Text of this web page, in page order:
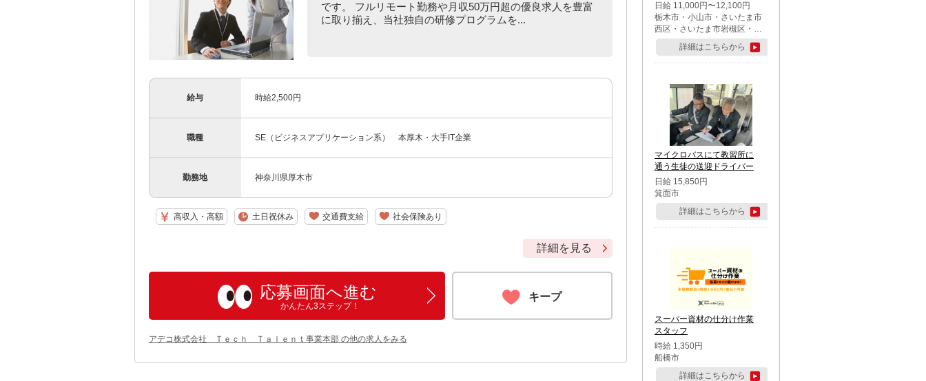
です。 フルリモート勤務や月収50万円超の優良求人を豊富
に取り揃え、当社独自の研修プログラムを...
給与 時給2,500円
職種 SE（ビジネスアプリケーション系） 本厚木・大手IT企業
勤務地 神奈川県厚木市
高収入・高額 土日祝休み 交通費支給 社会保険あり
詳細を見る
応募画面へ進む
かんたん3ステップ！
キープ
アデコ株式会社 Ｔｅｃｈ Ｔａｌｅｎｔ事業本部 の他の求人をみる
日給 11,000円〜12,100円
栃木市・小山市・さいたま市
西区・さいたま市岩槻区・久
喜市・蓮田市
詳細はこちらから
マイクロバスにて教習所に
通う生徒の送迎ドライバー
日給 15,850円
箕面市
詳細はこちらから
スーパー資材の仕分け作業
スタッフ
時給 1,350円
船橋市
詳細はこちらから